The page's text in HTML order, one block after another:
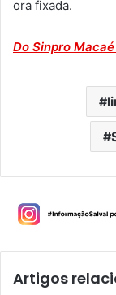
ora fixada.
Do Sinpro
Artigos